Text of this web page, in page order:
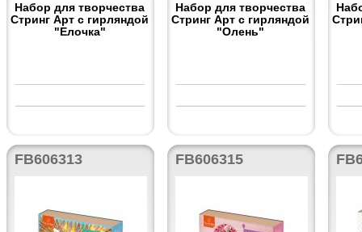
Набор для творчества
Стринг Арт с гирляндой
"Елочка"
Набор для творчества
Стринг Арт с гирляндой
"Олень"
FB606313 FB606315